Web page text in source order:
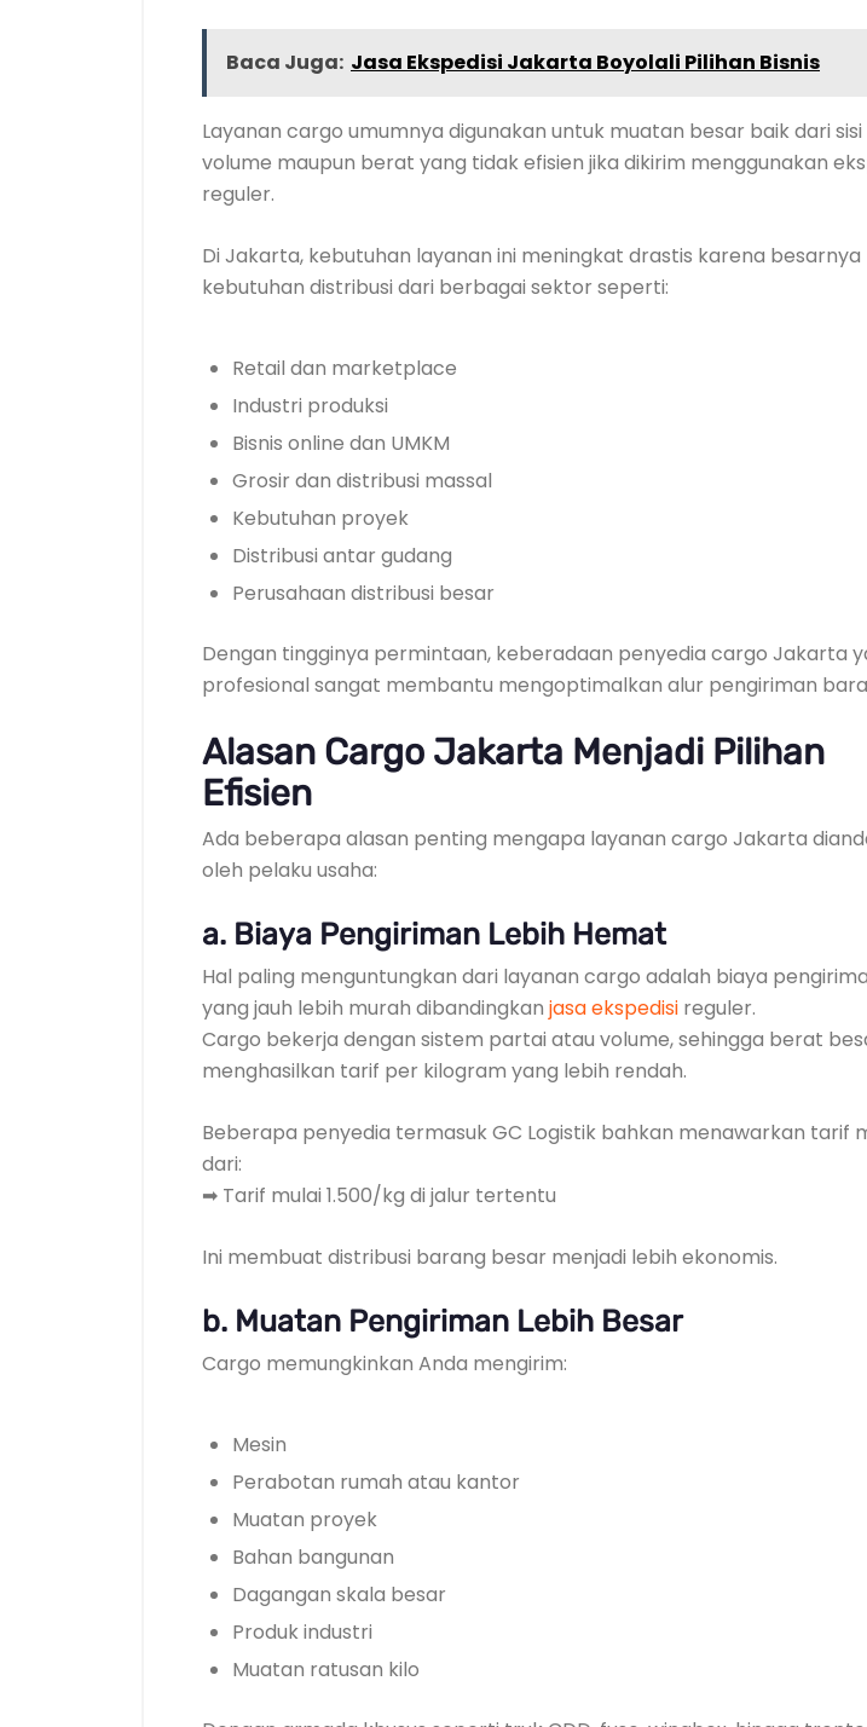
Baca Juga: Jasa Ekspedisi Jakarta Boyolali Pilihan Bisnis
Layanan cargo umumnya digunakan untuk muatan besar baik dari sisi
volume maupun berat yang tidak efisien jika dikirim menggunakan
reguler.
Di Jakarta, kebutuhan layanan ini meningkat drastis karena besarnya
kebutuhan distribusi dari berbagai sektor seperti:
Retail dan marketplace
Industri produksi
Bisnis online dan UMKM
Grosir dan distribusi massal
Kebutuhan proyek
Distribusi antar gudang
Perusahaan distribusi besar
Dengan tingginya permintaan, keberadaan penyedia cargo Jakarta
profesional sangat membantu mengoptimalkan alur pengiriman
Alasan Cargo Jakarta Menjadi Pilihan
Efisien
Ada beberapa alasan penting mengapa layanan cargo Jakarta
oleh pelaku usaha:
a. Biaya Pengiriman Lebih Hemat
Hal paling menguntungkan dari layanan cargo adalah biaya
yang jauh lebih murah dibandingkan jasa ekspedisi reguler.
Cargo bekerja dengan sistem partai atau volume, sehingga berat
menghasilkan tarif per kilogram yang lebih rendah.
Beberapa penyedia termasuk GC Logistik bahkan menawarkan tarif
dari:
➡ Tarif mulai 1.500/kg di jalur tertentu
Ini membuat distribusi barang besar menjadi lebih ekonomis.
b. Muatan Pengiriman Lebih Besar
Cargo memungkinkan Anda mengirim:
Mesin
Perabotan rumah atau kantor
Muatan proyek
Bahan bangunan
Dagangan skala besar
Produk industri
Muatan ratusan kilo